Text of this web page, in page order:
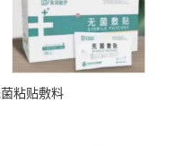
粘贴敷料